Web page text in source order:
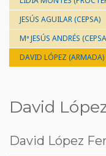
JESÚS AGUILAR (CEPSA)
Mª JESÚS ANDRÉS
DAVID LÓPEZ (ARMADA)
David
David López